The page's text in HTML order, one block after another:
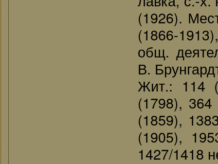
(1926).
(1866-
общ.
В.
Жит.: 114
(1798),
(1859),
(1905),
1427/1418